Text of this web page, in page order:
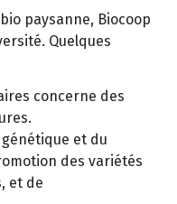
paysanne, Biocoop
Quelques
concerne des
et du
des variétés
et de